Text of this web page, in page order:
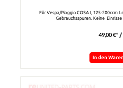
Für Vespa/Piaggio COSA I, 125-200ccm
Gebrauchsspuren. Keine
49,00 €* /
In den